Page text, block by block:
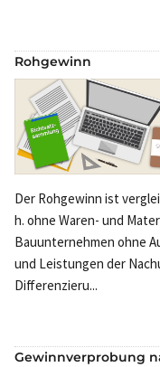
Rohgewinn
Der Rohgewinn ist
h. ohne Waren- und
Bauunternehmen ohne
und Leistungen der
Differenzieru...
Gewinnverprobung